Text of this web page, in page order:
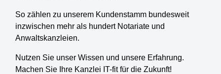
So zählen zu unserem Kundenstamm bundesweit
inzwischen mehr als hundert Notariate und
Anwaltskanzleien.
Nutzen Sie unser Wissen und unsere Erfahrung.
Machen Sie Ihre Kanzlei IT-fit für die Zukunft!